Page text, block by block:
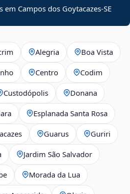
em Campos dos Goytacazes-SE
Alegria Boa Vista
Centro Codim
Custodópolis Donana
Esplanada Santa Rosa
Guarus Guriri
Jardim São Salvador
Morada da Lua